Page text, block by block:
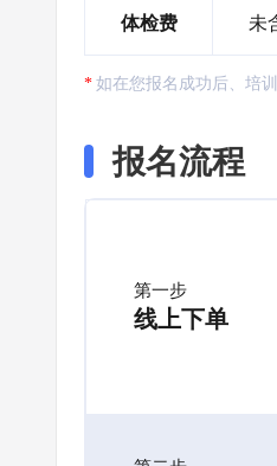
体检费 未
如在您报名成功后、培
报名流程
第一步
线上下单